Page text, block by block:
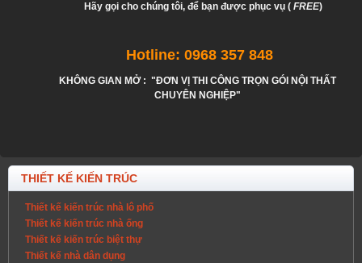
Hãy gọi cho chúng tôi, để bạn được phục vụ ( FREE)
Hotline: 0968 357 848
KHÔNG GIAN MỞ : "ĐƠN VỊ THI CÔNG TRỌN GÓI NỘI THẤT
CHUYÊN NGHIỆP"
THIẾT KẾ KIẾN TRÚC
Thiết kế kiến trúc nhà lô phố
Thiết kế kiến trúc nhà ống
Thiết kế kiến trúc biệt thự
Thiết kế nhà dân dụng